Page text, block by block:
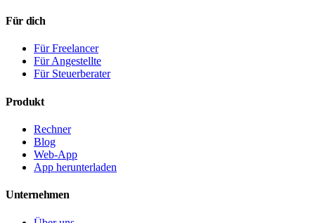
Für dich
Für Freelancer
Für Angestellte
Für Steuerberater
Produkt
Rechner
Blog
Web-App
App herunterladen
Unternehmen